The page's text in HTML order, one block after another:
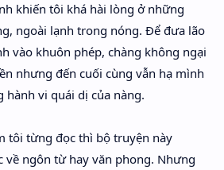
khiến tôi khá hài lòng ở những
ngoài lạnh trong nóng. Để đưa lão
vào khuôn phép, chàng không ngại
nhưng đến cuối cùng vẫn hạ mình
vi quái dị của nàng.
tôi từng đọc thì bộ truyện này
về ngôn từ hay văn phong. Nhưng